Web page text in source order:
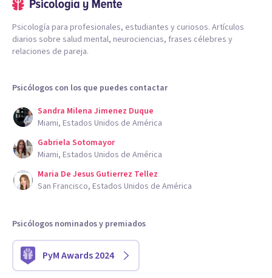
Psicología para profesionales, estudiantes y curiosos. Artículos
diarios sobre salud mental, neurociencias, frases célebres y
relaciones de pareja.
Psicólogos con los que puedes contactar
Sandra Milena Jimenez Duque
Miami, Estados Unidos de América
Gabriela Sotomayor
Miami, Estados Unidos de América
Maria De Jesus Gutierrez Tellez
San Francisco, Estados Unidos de América
Psicólogos nominados y premiados
PyM Awards 2024